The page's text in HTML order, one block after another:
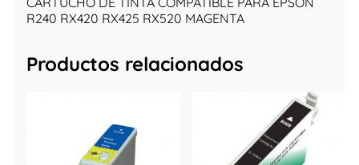
R240 RX420 RX425 RX520 MAGENTA
Productos relacionados